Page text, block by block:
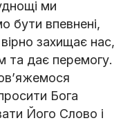
ми
бути впевнені,
захищає нас,
та дає перемогу.
Бога
Його Слово і